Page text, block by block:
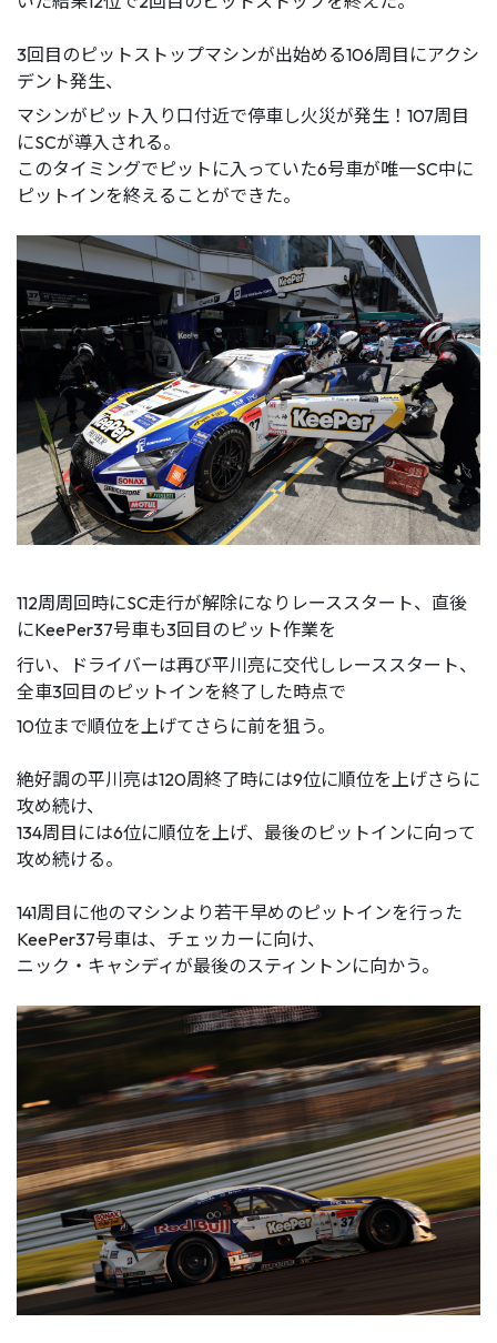
3回目のピットストップマシンが出始める106周目にアクシ
デント発生、
マシンがピット入り口付近で停車し火災が発生！107周目
にSCが導入される。
このタイミングでピットに入っていた6号車が唯一SC中に
ピットインを終えることができた。
112周周回時にSC走行が解除になりレーススタート、直後
にKeePer37号車も3回目のピット作業を
行い、ドライバーは再び平川亮に交代しレーススタート、
全車3回目のピットインを終了した時点で
10位まで順位を上げてさらに前を狙う。
絶好調の平川亮は120周終了時には9位に順位を上げさらに
攻め続け、
134周目には6位に順位を上げ、最後のピットインに向って
攻め続ける。
141周目に他のマシンより若干早めのピットインを行った
KeePer37号車は、チェッカーに向け、
ニック・キャシディが最後のスティントンに向かう。